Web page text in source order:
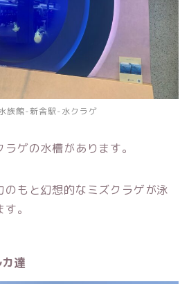
族館-新舎駅-水クラゲ
ゲの水槽があります。
のもと幻想的なミズクラゲが泳
。
達